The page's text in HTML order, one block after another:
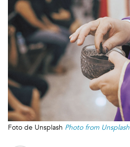
Foto de Unsplash Photo from Unsplash